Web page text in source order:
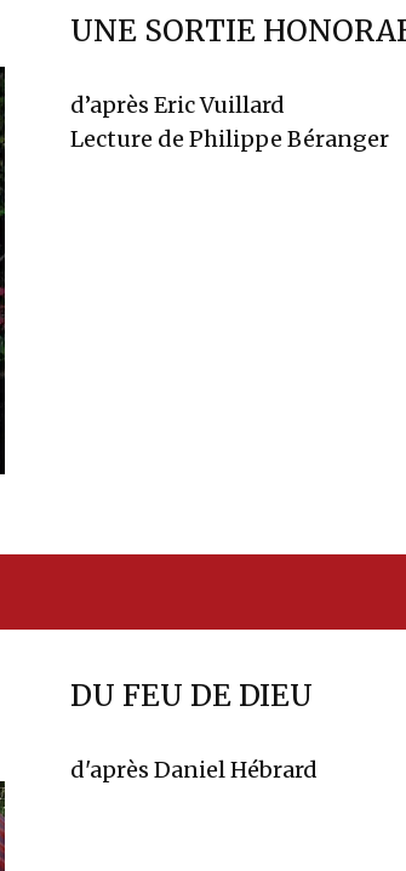
UNE SORTIE
d’après Eric Vuillard
Lecture de Philippe Béranger
DU FEU DE DIEU
d'après Daniel Hébrard